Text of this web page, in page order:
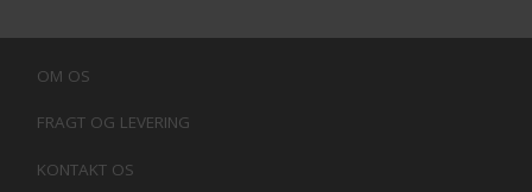
OM OS
FRAGT OG LEVERING
KONTAKT OS